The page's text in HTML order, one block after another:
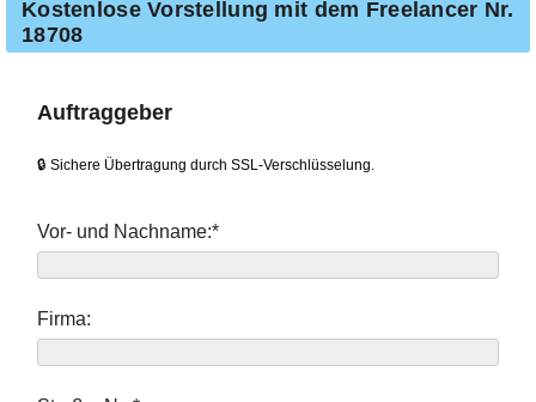
Kostenlose Vorstellung mit dem Freelancer Nr.
18708
Auftraggeber
🔒 Sichere Übertragung durch SSL-Verschlüsselung.
Vor- und Nachname:*
Firma: